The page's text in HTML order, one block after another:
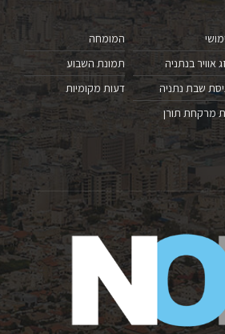
אוויר בנתניה
שבת נתניה
מרקחת תורן
המומחה
תמונת השבוע
דעות מקומיות